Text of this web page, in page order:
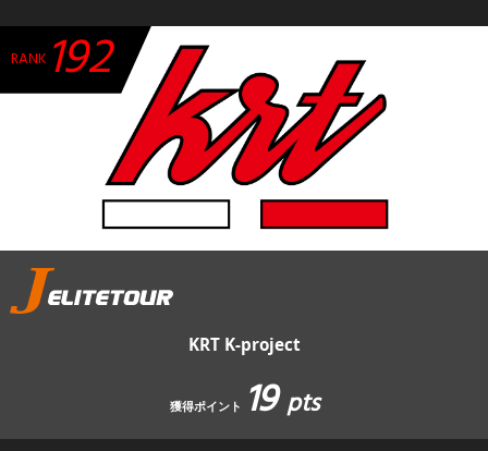
チーム・選手
競技ガイド
加盟・登録
エントリー
JBCF ROAD SERIESとは
RANK 192
KRT K-project
獲得ポイント 19pts